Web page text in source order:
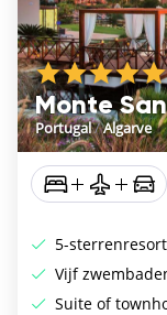
Monte
Portugal/Algarve
5-
Vijf
Suite of